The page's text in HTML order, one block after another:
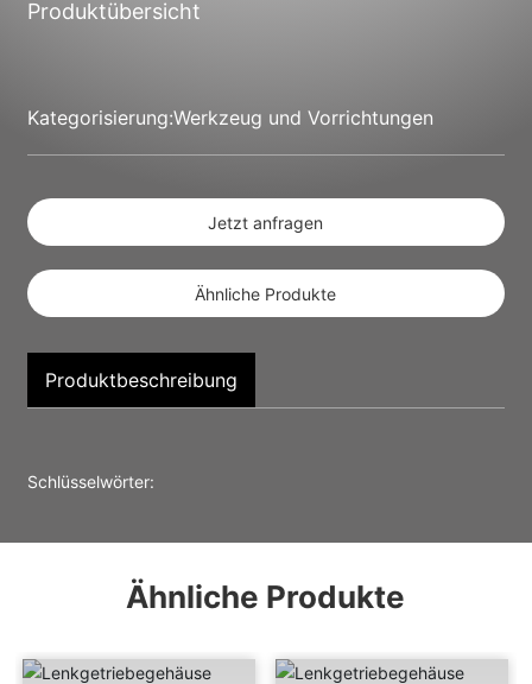
Produktübersicht
Kategorisierung:Werkzeug und Vorrichtungen
Jetzt anfragen
Ähnliche Produkte
Produktbeschreibung
Schlüsselwörter:
Ähnliche Produkte